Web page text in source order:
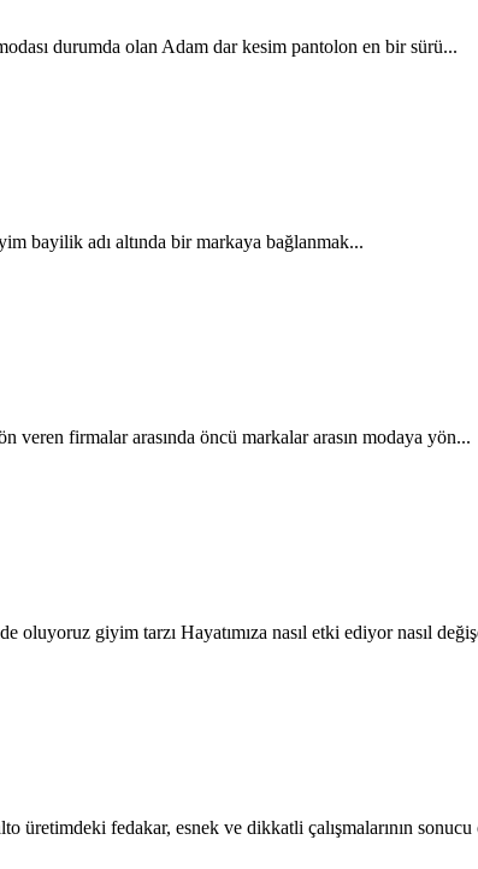
durumda olan Adam dar kesim pantolon en bir sürü...
bayilik adı altında bir markaya bağlanmak...
firmalar arasında öncü markalar arasın modaya yön...
oluyoruz giyim tarzı Hayatımıza nasıl etki ediyor nasıl
fedakar, esnek ve dikkatli çalışmalarının